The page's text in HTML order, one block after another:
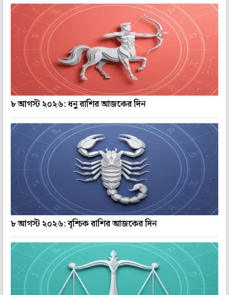
৮ আগস্ট ২০২৬: ধনু রাশির আজকের দিন
৮ আগস্ট ২০২৬: বৃশ্চিক রাশির আজকের দিন